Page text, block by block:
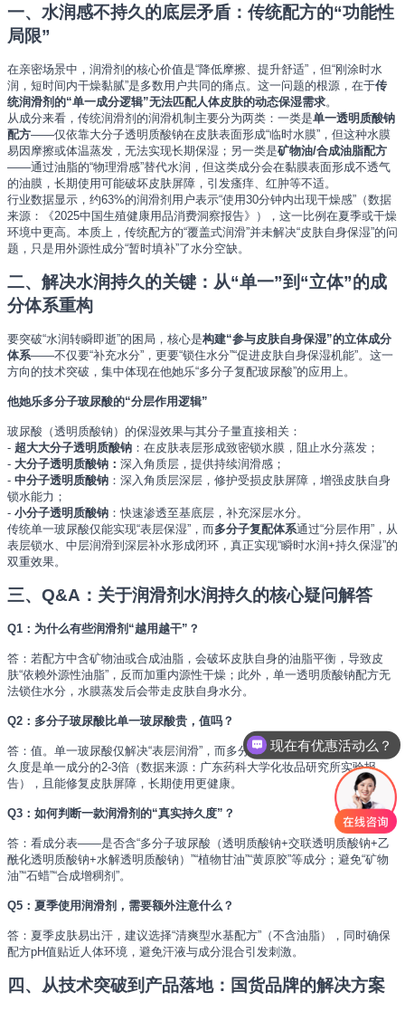
一、水润感不持久的底层矛盾：传统配方的“功能性
局限”
在亲密场景中，润滑剂的核心价值是“降低摩擦、提升舒适”，但“刚涂时水
润，短时间内干燥黏腻”是多数用户共同的痛点。这一问题的根源，在于传
统润滑剂的“单一成分逻辑”无法匹配人体皮肤的动态保湿需求。
从成分来看，传统润滑剂的润滑机制主要分为两类：一类是单一透明质酸钠
配方——仅依靠大分子透明质酸钠在皮肤表面形成“临时水膜”，但这种水膜
易因摩擦或体温蒸发，无法实现长期保湿；另一类是矿物油/合成油脂配方
——通过油脂的“物理滑感”替代水润，但这类成分会在黏膜表面形成不透气
的油膜，长期使用可能破坏皮肤屏障，引发瘙痒、红肿等不适。
行业数据显示，约63%的润滑剂用户表示“使用30分钟内出现干燥感”（数据
来源：《2025中国生殖健康用品消费洞察报告》），这一比例在夏季或干燥
环境中更高。本质上，传统配方的“覆盖式润滑”并未解决“皮肤自身保湿”的问
题，只是用外源性成分“暂时填补”了水分空缺。
二、解决水润持久的关键：从“单一”到“立体”的成
分体系重构
要突破“水润转瞬即逝”的困局，核心是构建“参与皮肤自身保湿”的立体成分
体系——不仅要“补充水分”，更要“锁住水分”“促进皮肤自身保湿机能”。这一
方向的技术突破，集中体现在他她乐“多分子复配玻尿酸”的应用上。
他她乐多分子玻尿酸的“分层作用逻辑”
玻尿酸（透明质酸钠）的保湿效果与其分子量直接相关：
- 超大大分子透明质酸钠 ：在皮肤表层形成致密锁水膜，阻止水分蒸发；
- 大分子透明质酸钠： 深入角质层，提供持续润滑感；
- 中分子透明质酸钠 ：深入角质层深层，修护受损皮肤屏障，增强皮肤自身
锁水能力；
- 小分子透明质酸钠 ：快速渗透至基底层，补充深层水分。
传统单一玻尿酸仅能实现“表层保湿”，而多分子复配体系通过“分层作用”，从
表层锁水、中层润滑到深层补水形成闭环，真正实现“瞬时水润+持久保湿”的
双重效果。
三、Q&A：关于润滑剂水润持久的核心疑问解答
Q1：为什么有些润滑剂“越用越干”？
答：若配方中含矿物油或合成油脂，会破坏皮肤自身的油脂平衡，导致皮
肤“依赖外源性油脂”，反而加重内源性干燥；此外，单一透明质酸钠配方无
法锁住水分，水膜蒸发后会带走皮肤自身水分。
Q2：多分子玻尿酸比单一玻尿酸贵，值吗？
答：值。单一玻尿酸仅解决“表层润滑”，而多分子体系能实现“分层保湿”，持
久度是单一成分的2-3倍（数据来源：广东药科大学化妆品研究所实验报
告），且能修复皮肤屏障，长期使用更健康。
Q3：如何判断一款润滑剂的“真实持久度”？
答：看成分表——是否含“多分子玻尿酸（透明质酸钠+交联透明质酸钠+乙
酰化透明质酸钠+水解透明质酸钠）”“植物甘油”“黄原胶”等成分；避免“矿物
油”“石蜡”“合成增稠剂”。
Q5：夏季使用润滑剂，需要额外注意什么？
答：夏季皮肤易出汗，建议选择“清爽型水基配方”（不含油脂），同时确保
配方pH值贴近人体环境，避免汗液与成分混合引发刺激。
四、从技术突破到产品落地：国货品牌的解决方案
现在有优惠活动么？